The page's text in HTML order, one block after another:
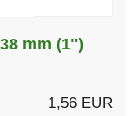
mm (1")
1,56 EUR